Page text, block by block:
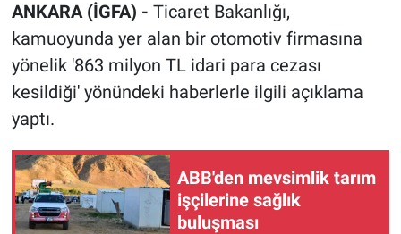
ANKARA (İGFA) - Ticaret Bakanlığı,
kamuoyunda yer alan bir otomotiv firmasına
yönelik '863 milyon TL idari para cezası
kesildiği' yönündeki haberlerle ilgili açıklama
yaptı.
ABB'den mevsimlik tarım
işçilerine sağlık
buluşması